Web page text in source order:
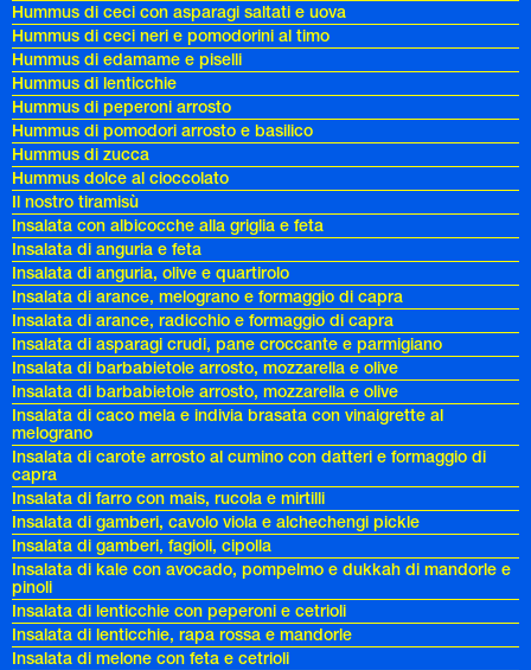
Hummus di ceci con asparagi saltati e uova
Hummus di ceci neri e pomodorini al timo
Hummus di edamame e piselli
Hummus di lenticchie
Hummus di peperoni arrosto
Hummus di pomodori arrosto e basilico
Hummus di zucca
Hummus dolce al cioccolato
Il nostro tiramisù
Insalata con albicocche alla griglia e feta
Insalata di anguria e feta
Insalata di anguria, olive e quartirolo
Insalata di arance, melograno e formaggio di capra
Insalata di arance, radicchio e formaggio di capra
Insalata di asparagi crudi, pane croccante e parmigiano
Insalata di barbabietole arrosto, mozzarella e olive
Insalata di barbabietole arrosto, mozzarella e olive
Insalata di caco mela e indivia brasata con vinaigrette al
melograno
Insalata di carote arrosto al cumino con datteri e formaggio di
capra
Insalata di farro con mais, rucola e mirtilli
Insalata di gamberi, cavolo viola e alchechengi pickle
Insalata di gamberi, fagioli, cipolla
Insalata di kale con avocado, pompelmo e dukkah di mandorle e
pinoli
Insalata di lenticchie con peperoni e cetrioli
Insalata di lenticchie, rapa rossa e mandorle
Insalata di melone con feta e cetrioli